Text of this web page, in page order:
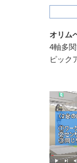
オリム
4軸多
ピック